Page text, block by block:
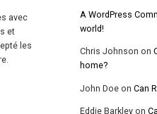
avec
et
les
A WordPress
world!
Chris Johnson on
home?
John Doe onCan
Eddie Barkley on